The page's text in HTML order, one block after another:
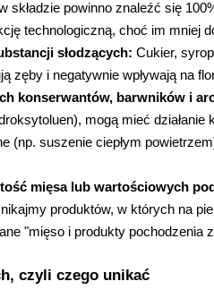
składzie powinno znaleźć się
technologiczną, choć im mniej
słodzących: Cukier,
zęby i negatywnie wpływają na
konserwantów, barwników i
mogą mieć
(np. suszenie ciepłym
mięsa lub wartościowych
produktów, w których na
"mięso i produkty pochodzenia
czyli czego unikać